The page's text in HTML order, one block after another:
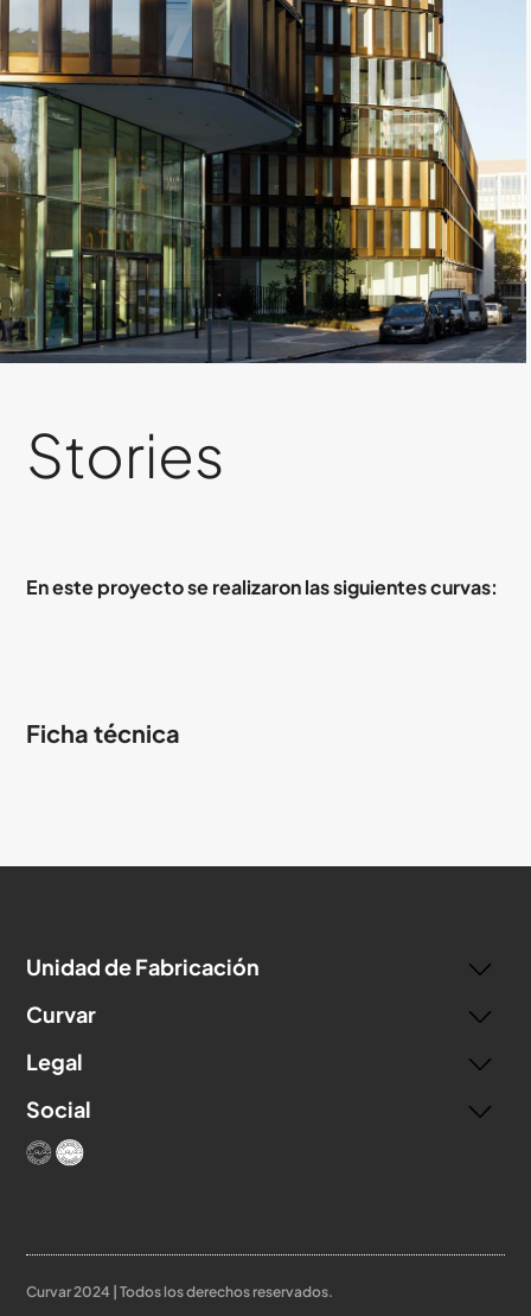
Stories
En este proyecto se realizaron las siguientes curvas:
Ficha técnica
Unidad de Fabricación
Curvar
Legal
Social
Curvar 2024 | Todos los derechos reservados.